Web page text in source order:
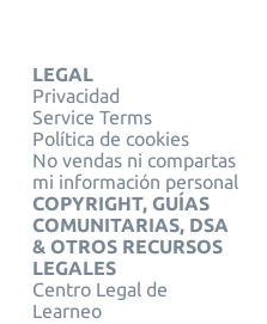
LEGAL
Privacidad
Service Terms
Política de cookies
No vendas ni compartas
mi información personal
COPYRIGHT, GUÍAS
COMUNITARIAS, DSA
& OTROS RECURSOS
LEGALES
Centro Legal de
Learneo